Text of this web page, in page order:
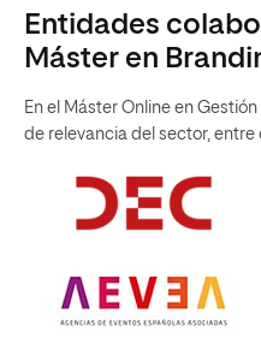
Entidades
Máster en
En el Máster Online en
de relevancia del sector, entre